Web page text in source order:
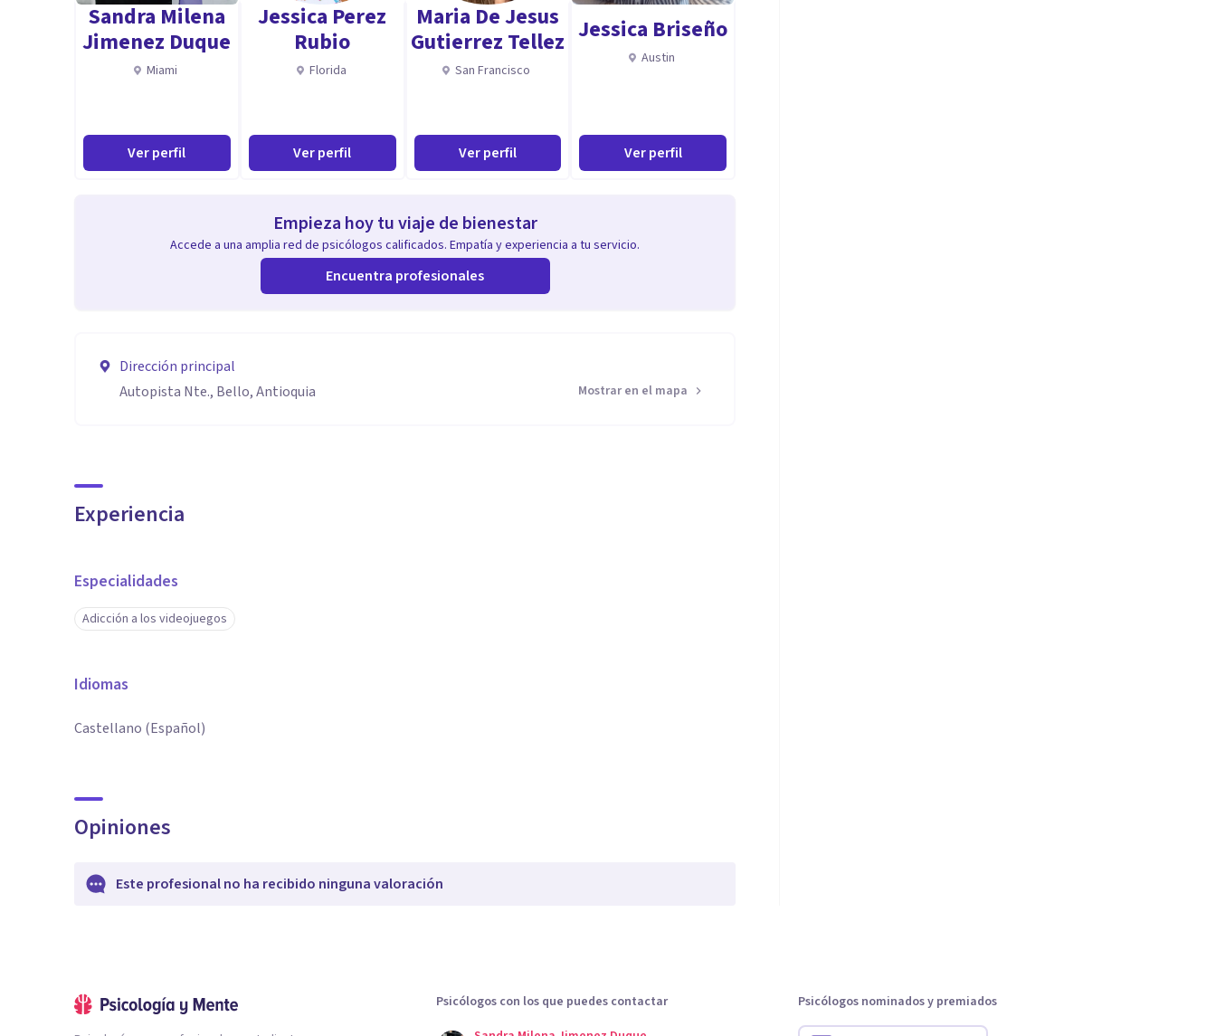
Sandra Milena
Jimenez Duque
Miami
Ver perfil
Jessica Perez
Rubio
Florida
Ver perfil
Maria De Jesus
Gutierrez Tellez
San Francisco
Ver perfil
Jessica Briseño
Austin
Ver perfil
Empieza hoy tu viaje de bienestar
Accede a una amplia red de psicólogos calificados. Empatía y experiencia a tu servicio.
Encuentra profesionales
Dirección principal
Autopista Nte., Bello, Antioquia
Mostrar en el mapa
Experiencia
Especialidades
Adicción a los videojuegos
Idiomas
Castellano (Español)
Opiniones
Este profesional no ha recibido ninguna valoración
Psicólogos con los que puedes contactar
Psicólogos nominados y premiados